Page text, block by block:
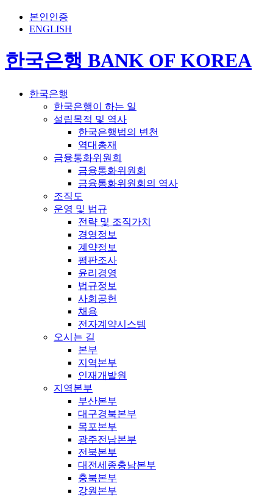
본인인증
ENGLISH
한국은행 BANK OF KOREA
한국은행
한국은행이 하는 일
설립목적 및 역사
한국은행법의 변천
역대총재
금융통화위원회
금융통화위원회
금융통화위원회의 역사
조직도
운영 및 법규
전략 및 조직가치
경영정보
계약정보
평판조사
윤리경영
법규정보
사회공헌
채용
전자계약시스템
오시는 길
본부
지역본부
인재개발원
지역본부
부산본부
대구경북본부
목포본부
광주전남본부
전북본부
대전세종충남본부
충북본부
강원본부